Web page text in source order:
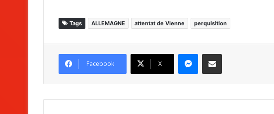
Tags ALLEMAGNE attentat de Vienne perquisition
Facebook X